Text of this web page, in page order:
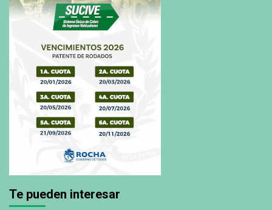
Te pueden interesar